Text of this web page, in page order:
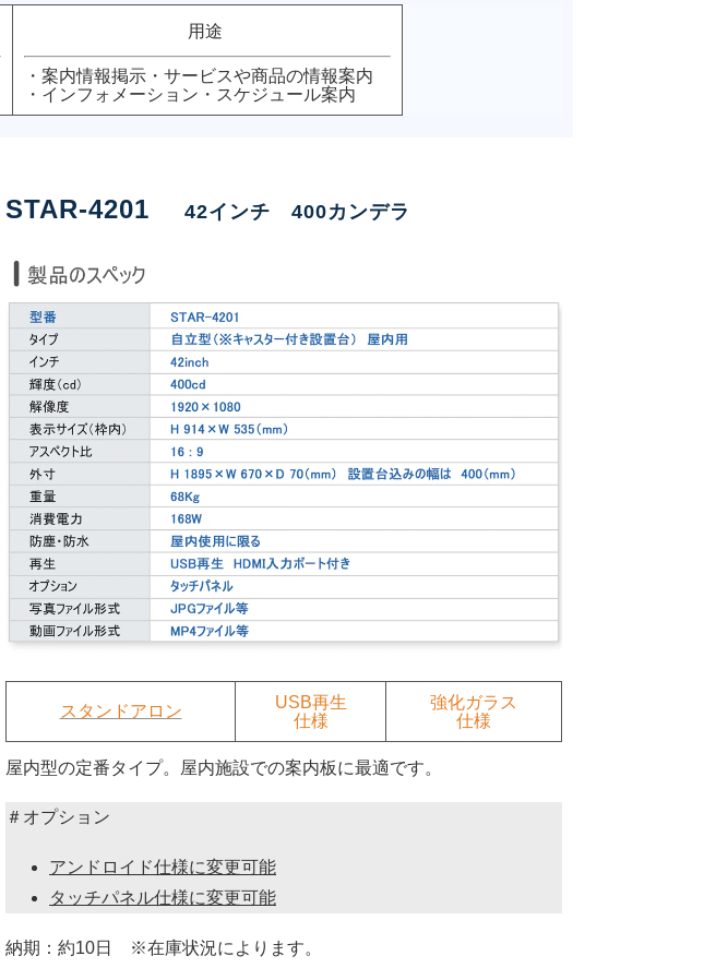
用途
・案内情報掲示・サービスや商品の情報案内
・インフォメーション・スケジュール案内
STAR-4201 42インチ 400カンデラ
スタンドアロン
USB再生
仕様
強化ガラス
仕様
屋内型の定番タイプ。屋内施設での案内板に最適です。
＃オプション
アンドロイド仕様に変更可能
タッチパネル仕様に変更可能
納期：約10日 ※在庫状況によります。